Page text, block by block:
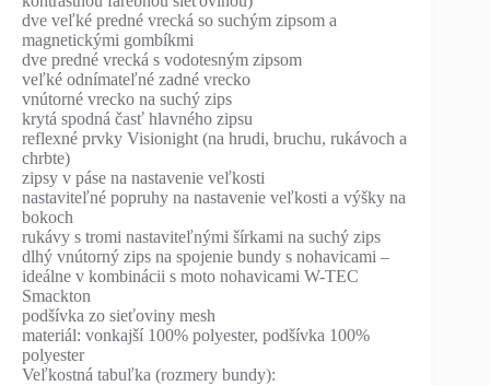
dve veľké predné vrecká so suchým zipsom a
magnetickými gombíkmi
dve predné vrecká s vodotesným zipsom
veľké odnímateľné zadné vrecko
vnútorné vrecko na suchý zips
krytá spodná časť hlavného zipsu
reflexné prvky Visionight (na hrudi, bruchu, rukávoch a
chrbte)
zipsy v páse na nastavenie veľkosti
nastaviteľné popruhy na nastavenie veľkosti a výšky na
bokoch
rukávy s tromi nastaviteľnými šírkami na suchý zips
dlhý vnútorný zips na spojenie bundy s nohavicami –
ideálne v kombinácii s moto nohavicami W-TEC
Smackton
podšívka zo sieťoviny mesh
materiál: vonkajší 100% polyester, podšívka 100%
polyester
Veľkostná tabuľka (rozmery bundy):